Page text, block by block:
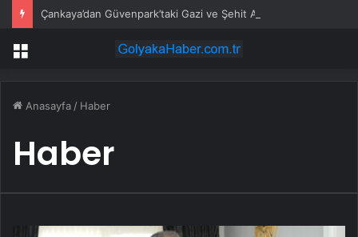
Menü
Anasayfa / Haber
Haber